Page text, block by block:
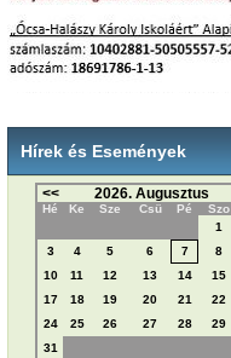
Hírek és Események
<< 2026. Augusztus
Hé Ke Sze Csü Pé Szo
1
3
4 5 6 7 8
10
11 12 13 14 15
17
18 19 20 21 22
24
25 26 27 28 29
31